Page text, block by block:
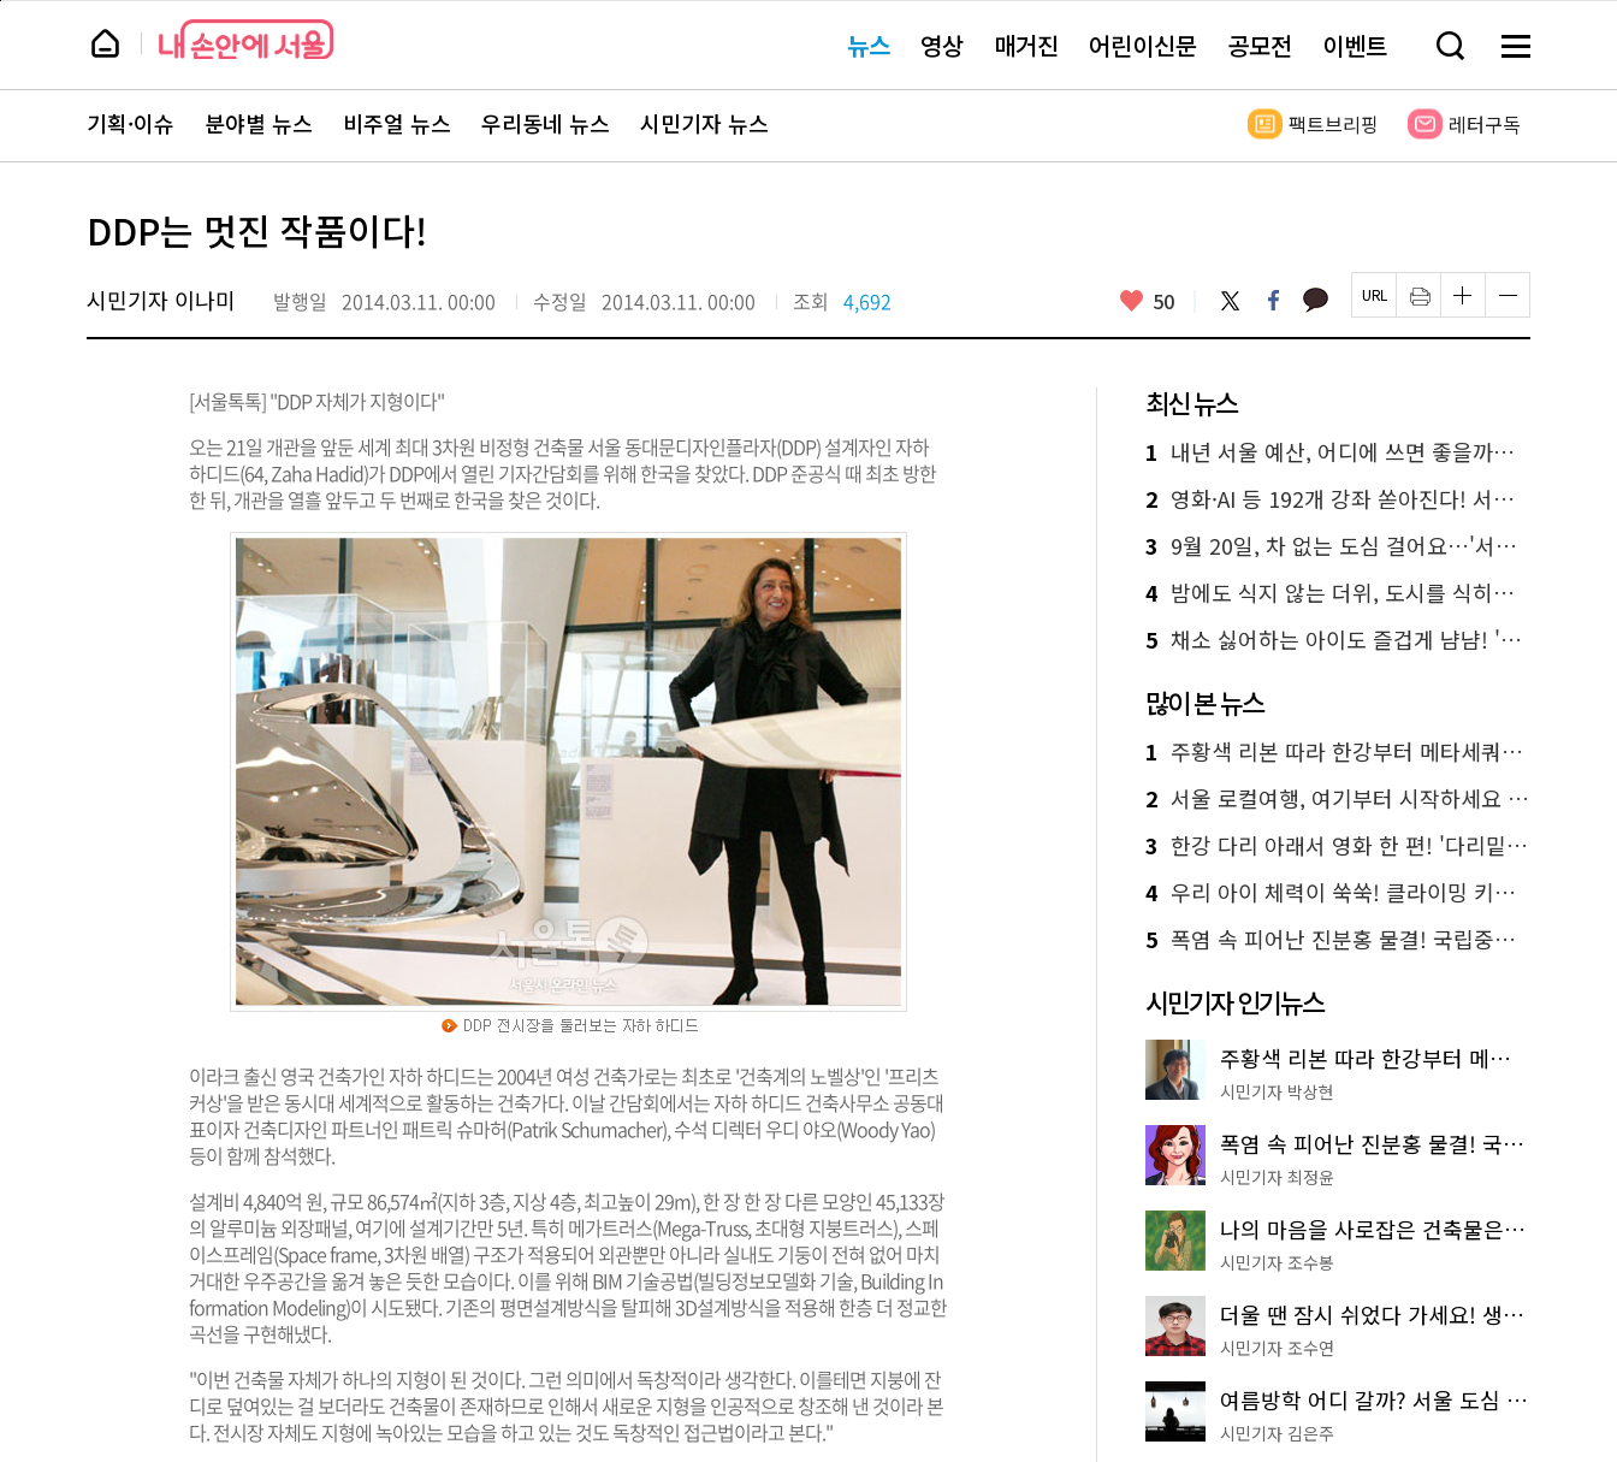
본
뉴
스 요뉴스 영상 매거진 어린이신문 공모전 이벤트 검
창
기
메
전
보
뉴
스
주
서
바
로
기획·이슈 분야별 뉴스 비주얼 뉴스 우리동네 뉴스 시민기자 뉴스 팩트브리핑 레터구독
DDP는 멋진 작품이다!
시민기자 이나미 발행일 2014.03.11. 00:00 수정일 2014.03.11. 00:00 조회 4,692 좋
요
50 트
위
터
페
이
스
카
카 페
이
지
인
쇄
하
글
자
크
하
기
글
자
크
하
[서울톡톡] "DDP 자체가 지형이다"
오는 21일 개관을 앞둔 세계 최대 3차원 비정형 건축물 서울 동대문디자인플라자(DDP) 설계자인 자하
하디드(64, Zaha Hadid)가 DDP에서 열린 기자간담회를 위해 한국을 찾았다. DDP 준공식 때 최초 방한
한 뒤, 개관을 열흘 앞두고 두 번째로 한국을 찾은 것이다.
이라크 출신 영국 건축가인 자하 하디드는 2004년 여성 건축가로는 최초로 '건축계의 노벨상'인 '프리츠
커상'을 받은 동시대 세계적으로 활동하는 건축가다. 이날 간담회에서는 자하 하디드 건축사무소 공동대
표이자 건축디자인 파트너인 패트릭 슈마허(Patrik Schumacher), 수석 디렉터 우디 야오(Woody Yao)
등이 함께 참석했다.
설계비 4,840억 원, 규모 86,574㎡(지하 3층, 지상 4층, 최고높이 29m), 한 장 한 장 다른 모양인 45,133장
의 알루미늄 외장패널, 여기에 설계기간만 5년. 특히 메가트러스(Mega-Truss, 초대형 지붕트러스), 스페
이스프레임(Space frame, 3차원 배열) 구조가 적용되어 외관뿐만 아니라 실내도 기둥이 전혀 없어 마치
거대한 우주공간을 옮겨 놓은 듯한 모습이다. 이를 위해 BIM 기술공법(빌딩정보모델화 기술, Building In
formation Modeling)이 시도됐다. 기존의 평면설계방식을 탈피해 3D설계방식을 적용해 한층 더 정교한
곡선을 구현해냈다.
"이번 건축물 자체가 하나의 지형이 된 것이다. 그런 의미에서 독창적이라 생각한다. 이를테면 지붕에 잔
디로 덮여있는 걸 보더라도 건축물이 존재하므로 인해서 새로운 지형을 인공적으로 창조해 낸 것이라 본
다. 전시장 자체도 지형에 녹아있는 모습을 하고 있는 것도 독창적인 접근법이라고 본다."
최신 뉴스
1 내년 서울 예산, 어디에 쓰면 좋을까요? 온라인 투표
2 영화·AI 등 192개 강좌 쏟아진다! 서울시민대학 선착순 신청
3 9월 20일, 차 없는 도심 걸어요…'서울 걷자 페스티벌' 선착순 5천명
4 밤에도 식지 않는 더위, 도시를 식히는 시원한 해법은?
5 채소 싫어하는 아이도 즐겁게 냠냠! '찾아가는 서울시 식생활 교육' 현장
많이 본 뉴스
1 주황색 리본 따라 한강부터 메타세쿼이아 숲길까지…서울둘레길 15코스
2 서울 로컬여행, 여기부터 시작하세요 '서울에디션25'
3 한강 다리 아래서 영화 한 편! '다리밑 영화관' 무료 상영
4 우리 아이 체력이 쑥쑥! 클라이밍 키즈카페·어린이 체력장
5 폭염 속 피어난 진분홍 물결! 국립중앙박물관 배롱나무 명소
시민기자 인기뉴스
주황색 리본 따라 한강부터 메타세쿼이아 숲길까지…서울둘레길 15코스
시민기자 박상현
폭염 속 피어난 진분홍 물결! 국립중앙박물관 배롱나무 명소
시민기자 최정윤
나의 마음을 사로잡은 건축물은? '서울시 건축상' 수상작 공개!
시민기자 조수봉
더울 땐 잠시 쉬었다 가세요! 생수 냉장고부터 해피소·무더위쉼터까지
시민기자 조수연
여름방학 어디 갈까? 서울 도심 무료 실내 여행 코스 추천
시민기자 김은주
페